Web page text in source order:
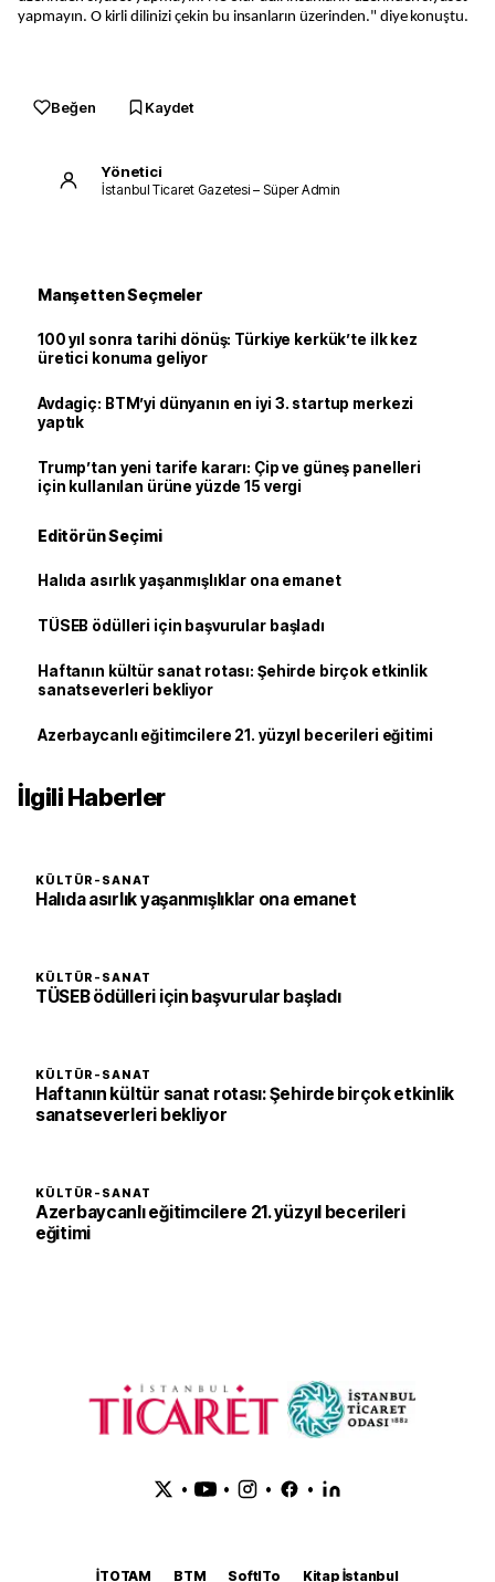
yapmayın. O kirli dilinizi çekin bu insanların üzerinden." diye konuştu.
Beğen Kaydet
Yönetici
İstanbul Ticaret Gazetesi – Süper Admin
Manşetten Seçmeler
100 yıl sonra tarihi dönüş: Türkiye kerkük’te ilk kez
üretici konuma geliyor
Avdagiç: BTM’yi dünyanın en iyi 3. startup merkezi
yaptık
Trump’tan yeni tarife kararı: Çip ve güneş panelleri
için kullanılan ürüne yüzde 15 vergi
Editörün Seçimi
Halıda asırlık yaşanmışlıklar ona emanet
TÜSEB ödülleri için başvurular başladı
Haftanın kültür sanat rotası: Şehirde birçok etkinlik
sanatseverleri bekliyor
Azerbaycanlı eğitimcilere 21. yüzyıl becerileri eğitimi
İlgili Haberler
KÜLTÜR-SANAT
Halıda asırlık yaşanmışlıklar ona emanet
KÜLTÜR-SANAT
TÜSEB ödülleri için başvurular başladı
KÜLTÜR-SANAT
Haftanın kültür sanat rotası: Şehirde birçok etkinlik
sanatseverleri bekliyor
KÜLTÜR-SANAT
Azerbaycanlı eğitimcilere 21. yüzyıl becerileri
eğitimi
• • • •
İTOTAM BTM SoftITo
Kitap İstanbul